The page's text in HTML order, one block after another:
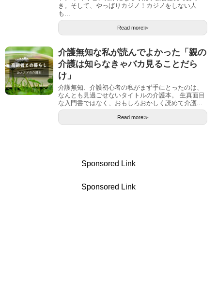
き。そして、やっぱりカジノ！カジノをしない人
も...
Read more≫
介護無知な私が読んでよかった「親の
介護は知らなきゃバカ見ることだら
け」
介護無知、介護初心者の私がまず手にとったのは、
なんとも見過ごせないタイトルの介護本。 生真面目
な入門書ではなく、おもしろおかしく読めて介護...
Read more≫
Sponsored Link
Sponsored Link